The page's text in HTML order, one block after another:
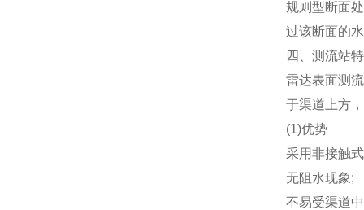
规则型断面
过该断面的
四、测流站
雷达表面测
于渠道上方
(1)优势
采用非接触
无阻水现象;
不易受渠道